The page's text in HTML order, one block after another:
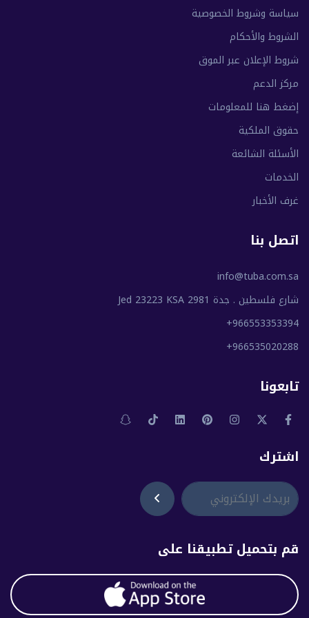
سياسة وشروط الخصوصية
الشروط والأحكام
شروط الإعلان عبر الموق
مركز الدعم
إضغط هنا للمعلومات
حقوق الملكية
الأسئلة الشائعة
الخدمات
غرف الأخبار
اتصل بنا
info@tuba.com.sa
شارع فلسطين . جدة 2981 Jed 23223 KSA
+966553353394
+966535020288
تابعونا
اشترك
قم بتحميل تطبيقنا على